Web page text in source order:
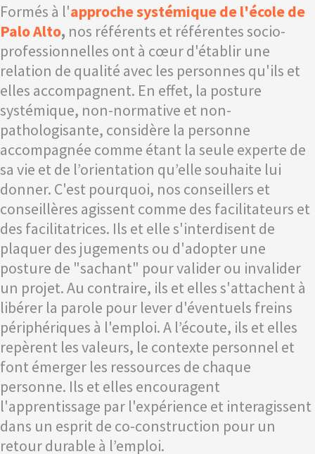
Formés à l'approche systémique de l'école de
Palo Alto, nos référents et référentes socio-
professionnelles ont à cœur d'établir une
relation de qualité avec les personnes qu'ils et
elles accompagnent. En effet, la posture
systémique, non-normative et non-
pathologisante, considère la personne
accompagnée comme étant la seule experte de
sa vie et de l’orientation qu’elle souhaite lui
donner. C'est pourquoi, nos conseillers et
conseillères agissent comme des facilitateurs et
des facilitatrices. Ils et elle s'interdisent de
plaquer des jugements ou d'adopter une
posture de "sachant" pour valider ou invalider
un projet. Au contraire, ils et elles s'attachent à
libérer la parole pour lever d'éventuels freins
périphériques à l'emploi. A l’écoute, ils et elles
repèrent les valeurs, le contexte personnel et
font émerger les ressources de chaque
personne. Ils et elles encouragent
l'apprentissage par l'expérience et interagissent
dans un esprit de co-construction pour un
retour durable à l’emploi.